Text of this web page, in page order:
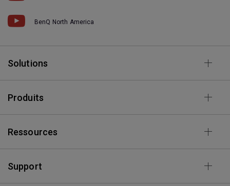
BenQ North America
Solutions
Produits
Ressources
Support